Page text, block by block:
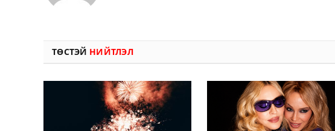
ТӨСТЭЙ НИЙТЛЭЛ